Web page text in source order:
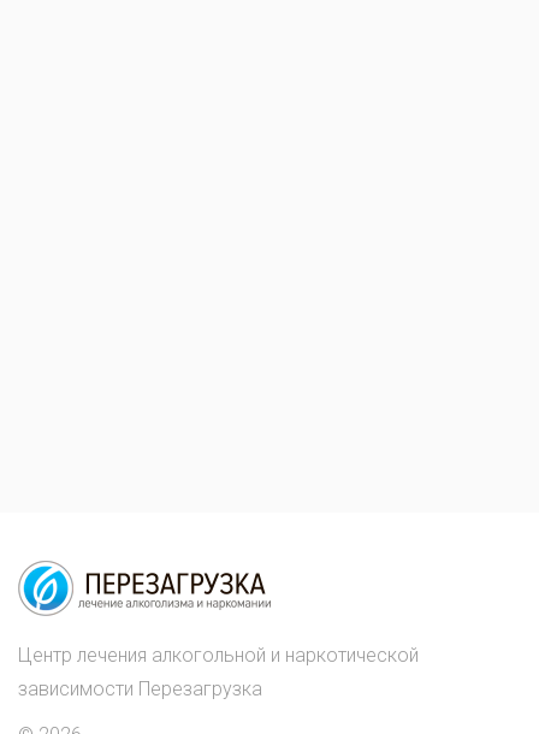
Центр лечения алкогольной и наркотической
зависимости Перезагрузка